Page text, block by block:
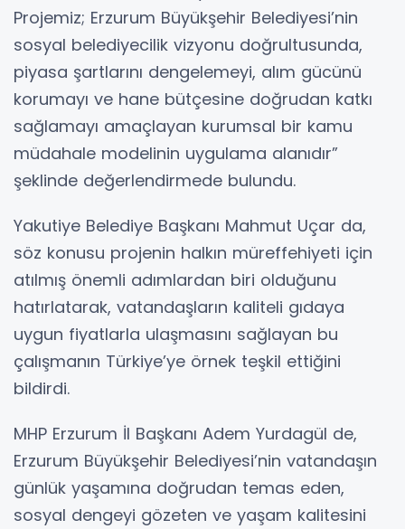
Projemiz; Erzurum Büyükşehir Belediyesi’nin
sosyal belediyecilik vizyonu doğrultusunda,
piyasa şartlarını dengelemeyi, alım gücünü
korumayı ve hane bütçesine doğrudan katkı
sağlamayı amaçlayan kurumsal bir kamu
müdahale modelinin uygulama alanıdır”
şeklinde değerlendirmede bulundu.
Yakutiye Belediye Başkanı Mahmut Uçar da,
söz konusu projenin halkın müreffehiyeti için
atılmış önemli adımlardan biri olduğunu
hatırlatarak, vatandaşların kaliteli gıdaya
uygun fiyatlarla ulaşmasını sağlayan bu
çalışmanın Türkiye’ye örnek teşkil ettiğini
bildirdi.
MHP Erzurum İl Başkanı Adem Yurdagül de,
Erzurum Büyükşehir Belediyesi’nin vatandaşın
günlük yaşamına doğrudan temas eden,
sosyal dengeyi gözeten ve yaşam kalitesini